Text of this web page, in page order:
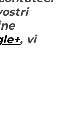
, vi